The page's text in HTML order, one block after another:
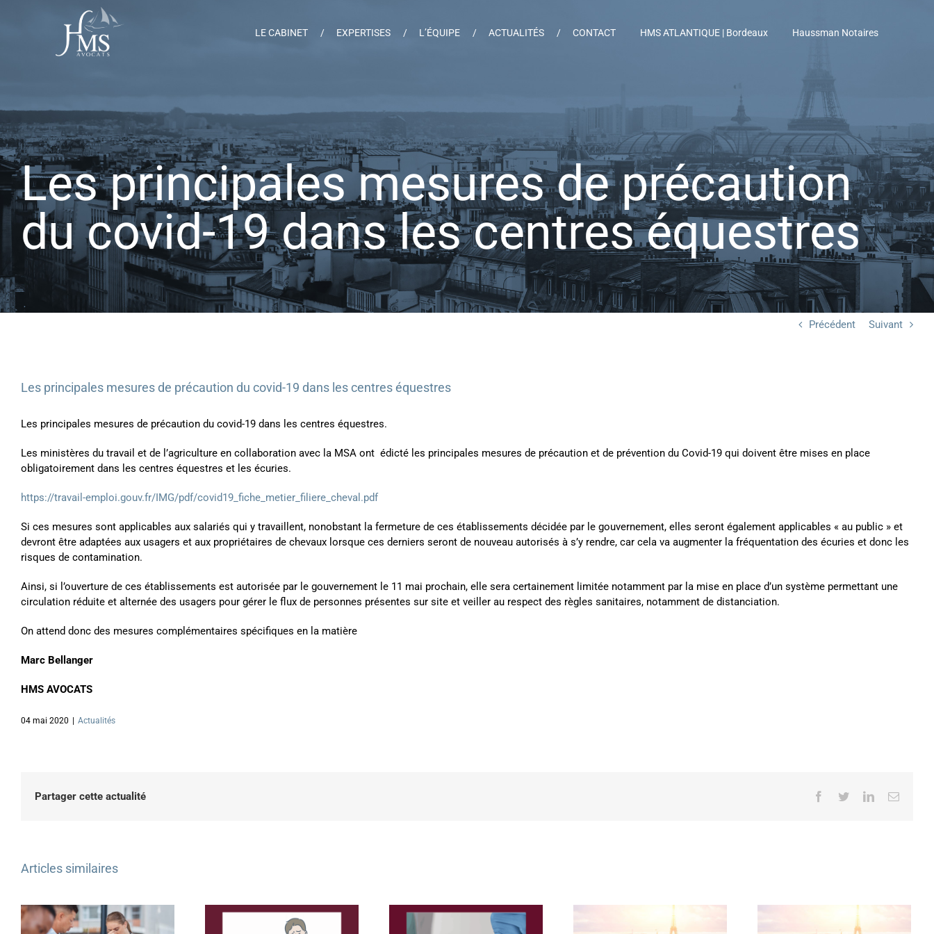
LE CABINET EXPERTISES L’ÉQUIPE ACTUALITÉS CONTACT HMS ATLANTIQUE | Bordeaux Haussman Notaires
Les principales mesures de précaution
du covid-19 dans les centres équestres
Précédent Suivant
Les principales mesures de précaution du covid-19 dans les centres équestres
Les principales mesures de précaution du covid-19 dans les centres équestres.
Les ministères du travail et de l’agriculture en collaboration avec la MSA ont édicté les principales mesures de précaution et de prévention du Covid-19 qui doivent être mises en place
obligatoirement dans les centres équestres et les écuries.
https://travail-emploi.gouv.fr/IMG/pdf/covid19_fiche_metier_filiere_cheval.pdf
Si ces mesures sont applicables aux salariés qui y travaillent, nonobstant la fermeture de ces établissements décidée par le gouvernement, elles seront également applicables « au public » et
devront être adaptées aux usagers et aux propriétaires de chevaux lorsque ces derniers seront de nouveau autorisés à s’y rendre, car cela va augmenter la fréquentation des écuries et donc les
risques de contamination.
Ainsi, si l’ouverture de ces établissements est autorisée par le gouvernement le 11 mai prochain, elle sera certainement limitée notamment par la mise en place d’un système permettant une
circulation réduite et alternée des usagers pour gérer le flux de personnes présentes sur site et veiller au respect des règles sanitaires, notamment de distanciation.
On attend donc des mesures complémentaires spécifiques en la matière
Marc Bellanger
HMS AVOCATS
04 mai 2020 Actualités
Partager cette actualité Facebook
TwitterLinkedInEmail
Articles similaires
Panneau de gestion des cookies